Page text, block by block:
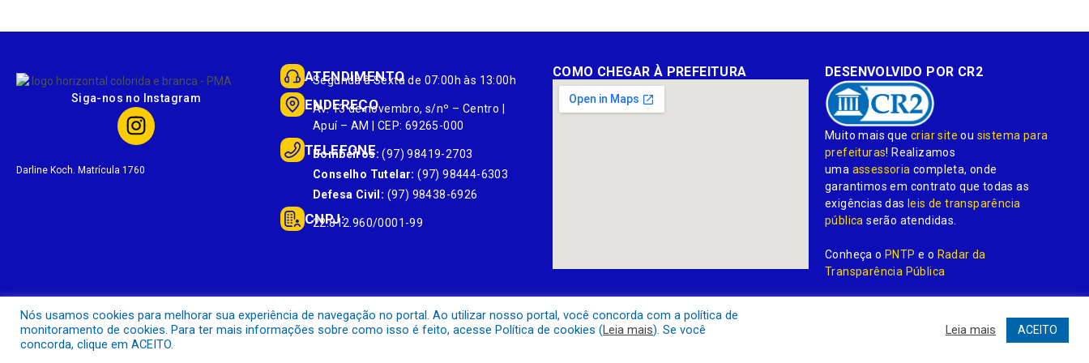
Siga-nos no Instagram
Darline Koch. Matrícula 1760
ATENDIMENTO
Segunda à Sexta de 07:00h às 13:00h
ENDEREÇO
Av. 13 de novembro, s/nº – Centro |
Apuí – AM | CEP: 69265-000
TELEFONE
Bombeiros: (97) 98419-2703
Conselho Tutelar: (97) 98444-6303
Defesa Civil: (97) 98438-6926
CNPJ:
22.812.960/0001-99
COMO CHEGAR À PREFEITURA DESENVOLVIDO POR CR2
Muito mais quecriar site ou sistema para
prefeituras! Realizamos
uma assessoria completa, onde
garantimos em contrato que todas as
exigências dasleis de transparência
pública serão atendidas.
Conheça oPNTP e o Radar da
Transparência Pública
Todos os direitos reservados a
Nós usamos cookies para melhorar sua experiência de navegação no portal. Ao utilizar nosso portal, você concorda com a política de
monitoramento de cookies. Para ter mais informações sobre como isso é feito, acesse Política de cookies (Leia mais). Se você
concorda, clique em ACEITO.
Leia mais ACEITO